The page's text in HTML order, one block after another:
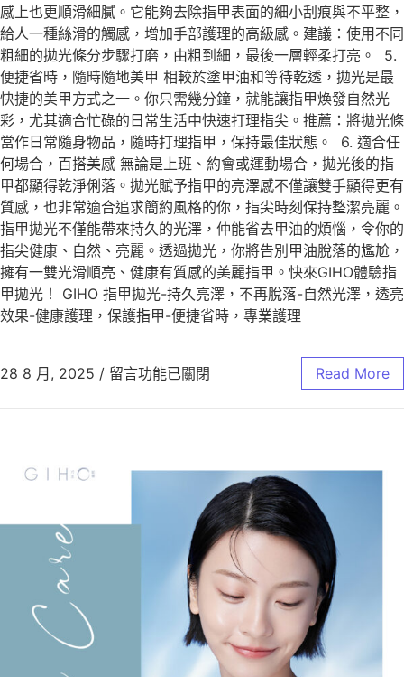
感上也更順滑細膩。它能夠去除指甲表面的細小刮痕與不平整，
給人一種絲滑的觸感，增加手部護理的高級感。建議：使用不同
粗細的拋光條分步驟打磨，由粗到細，最後一層輕柔打亮。 5.
便捷省時，隨時隨地美甲 相較於塗甲油和等待乾透，拋光是最
快捷的美甲方式之一。你只需幾分鐘，就能讓指甲煥發自然光
彩，尤其適合忙碌的日常生活中快速打理指尖。推薦：將拋光條
當作日常隨身物品，隨時打理指甲，保持最佳狀態。 6. 適合任
何場合，百搭美感 無論是上班、約會或運動場合，拋光後的指
甲都顯得乾淨俐落。拋光賦予指甲的亮澤感不僅讓雙手顯得更有
質感，也非常適合追求簡約風格的你，指尖時刻保持整潔亮麗。
指甲拋光不僅能帶來持久的光澤，仲能省去甲油的煩惱，令你的
指尖健康、自然、亮麗。透過拋光，你將告別甲油脫落的尷尬，
擁有一雙光滑順亮、健康有質感的美麗指甲。快來GIHO體驗指
甲拋光！ GIHO 指甲拋光-持久亮澤，不再脫落-自然光澤，透亮
效果-健康護理，保護指甲-便捷省時，專業護理
28 8 月, 2025 / 留言功能已關閉 Read More